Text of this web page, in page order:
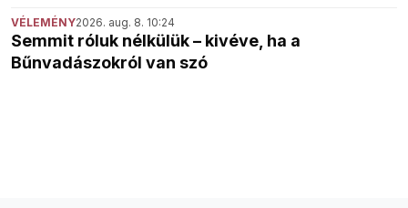
VÉLEMÉNY2026. aug. 8. 10:24
Semmit róluk nélkülük – kivéve, ha a
Bűnvadászokról van szó